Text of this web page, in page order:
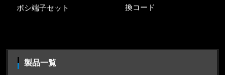
ボシ端子セット
換コード
製品一覧